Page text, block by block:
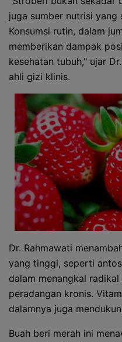
juga sumber nutrisi yang
Konsumsi rutin, dalam
memberikan dampak
kesehatan tubuh," ujar
ahli gizi klinis.
Dr. Rahmawati
yang tinggi, seperti
dalam menangkal
peradangan kronis.
dalamnya juga
Buah beri merah ini